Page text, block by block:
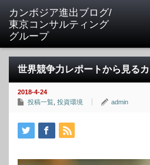
カンボジア進出ブログ/
東京コンサルティング
グループ
世界競争力レポートから見る
2018-4-24
投稿一覧 投資環境 admin